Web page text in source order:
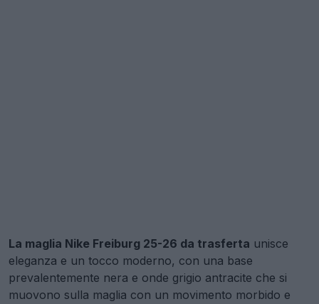
La maglia Nike Freiburg 25-26 da trasferta unisce
eleganza e un tocco moderno, con una base
prevalentemente nera e onde grigio antracite che si
muovono sulla maglia con un movimento morbido e